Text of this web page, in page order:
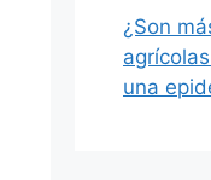
¿Son
una